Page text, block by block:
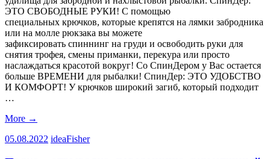
ЭТО СВОБОДНЫЕ РУКИ! С помощью
специальных крючков, которые крепятся на лямки забродника
или на молле рюкзака вы можете
зафиксировать спиннинг на груди и освободить руки для
снятия трофея, смены приманки, перекура или просто
наслаждаться красотой вокруг! Со СпинДером у Вас остается
больше ВРЕМЕНИ для рыбалки! СпинДер: ЭТО УДОБСТВО
И КОМФОРТ! У крючков широкий загиб, который подходит
…
More →
05.08.2022 ideaFisher